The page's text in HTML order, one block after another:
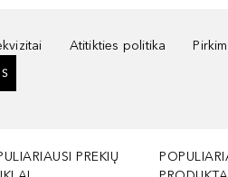
Atitikties politika
PREKIŲ